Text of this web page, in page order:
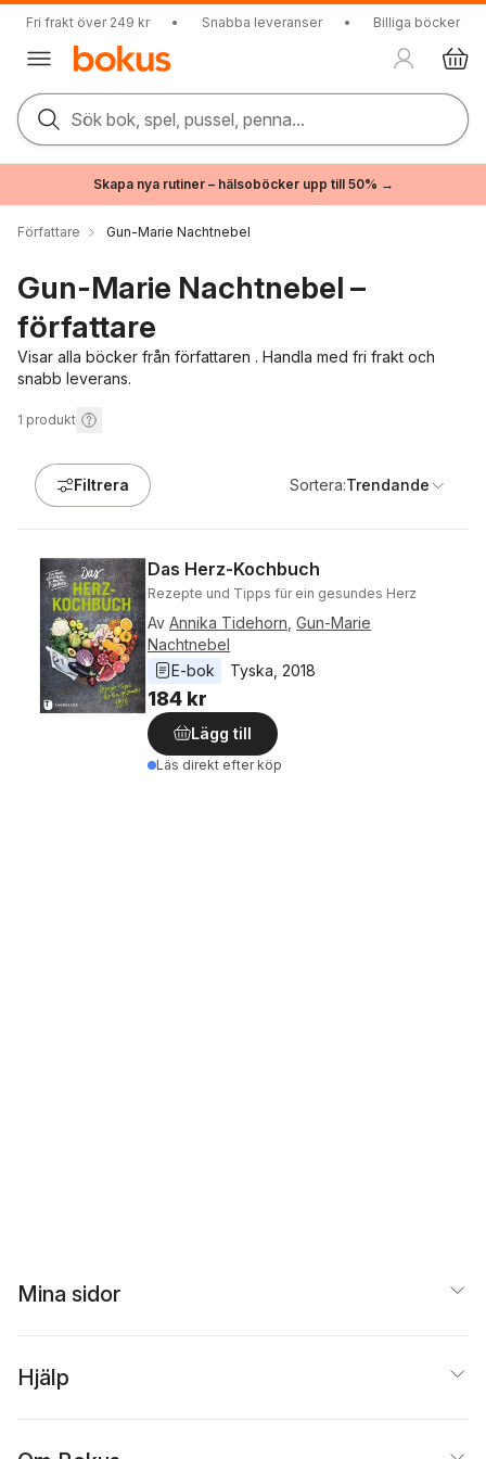
Fri frakt över 249 kr • Snabba leveranser • Billiga böcker
Sök bok, spel, pussel, penna...
Skapa nya rutiner – hälsoböcker upp till 50% →
Författare Gun-Marie Nachtnebel
Gun-Marie Nachtnebel –
författare
Visar alla böcker från författaren . Handla med fri frakt och
snabb leverans.
1 produkt
Filtrera Sortera:Trendande
Das Herz-Kochbuch
Rezepte und Tipps für ein gesundes Herz
Av Annika Tidehorn Gun-Marie
Nachtnebel
E-bok
Tyska 2018
184 kr
Lägg till
Läs direkt efter köp
Mina sidor
Hjälp